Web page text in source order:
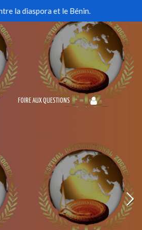
la diaspora et le Bénin.
FOIRE AUX QUESTIONS